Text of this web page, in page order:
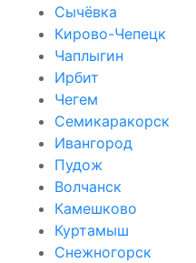
Сычёвка
Кирово-Чепецк
Чаплыгин
Ирбит
Чегем
Семикаракорск
Ивангород
Пудож
Волчанск
Камешково
Куртамыш
Снежногорск